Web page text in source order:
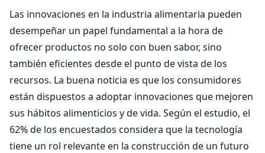
Las innovaciones en la industria alimentaria pueden
desempeñar un papel fundamental a la hora de
ofrecer productos no solo con buen sabor, sino
también eficientes desde el punto de vista de los
recursos. La buena noticia es que los consumidores
están dispuestos a adoptar innovaciones que mejoren
sus hábitos alimenticios y de vida. Según el estudio, el
62% de los encuestados considera que la tecnología
tiene un rol relevante en la construcción de un futuro